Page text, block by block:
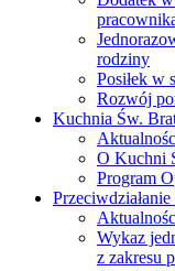
rodziny
Posiłek w
Rozwój
Kuchnia Św.
O Kuchni
Program
Wykaz
z zakresu